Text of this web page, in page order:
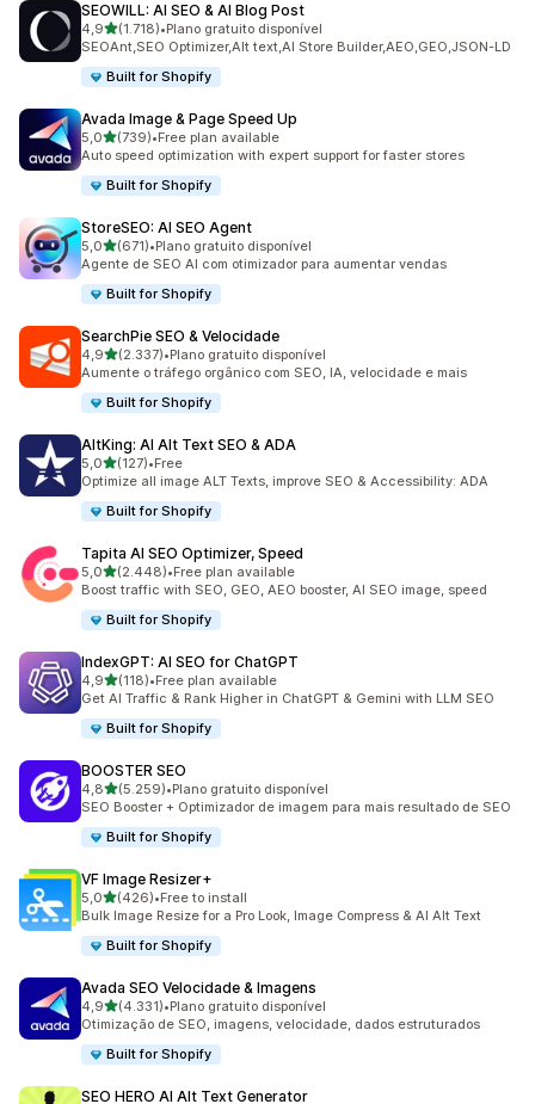
SEOWILL: AI SEO & AI Blog Post
4,9de 5 estrelas
(1.718)
1718 total de avaliações
•Plano gratuito disponível
SEOAnt,SEO Optimizer,Alt text,AI Store Builder,AEO,GEO,JSON-LD
Built for Shopify
Avada Image & Page Speed Up
5,0de 5 estrelas
(739)
739 total de avaliações
•Free plan available
Auto speed optimization with expert support for faster stores
Built for Shopify
StoreSEO: AI SEO Agent
5,0de 5 estrelas
(671)
671 total de avaliações
•Plano gratuito disponível
Agente de SEO AI com otimizador para aumentar vendas
Built for Shopify
SearchPie SEO & Velocidade
4,9de 5 estrelas
(2.337)
2337 total de avaliações
•Plano gratuito disponível
Aumente o tráfego orgânico com SEO, IA, velocidade e mais
Built for Shopify
AltKing: AI Alt Text SEO & ADA
5,0de 5 estrelas
(127)
127 total de avaliações
•Free
Optimize all image ALT Texts, improve SEO & Accessibility: ADA
Built for Shopify
Tapita AI SEO Optimizer, Speed
5,0de 5 estrelas
(2.448)
2448 total de avaliações
•Free plan available
Boost traffic with SEO, GEO, AEO booster, AI SEO image, speed
Built for Shopify
IndexGPT: AI SEO for ChatGPT
4,9de 5 estrelas
(118)
118 total de avaliações
•Free plan available
Get AI Traffic & Rank Higher in ChatGPT & Gemini with LLM SEO
Built for Shopify
BOOSTER SEO
4,8de 5 estrelas
(5.259)
5259 total de avaliações
•Plano gratuito disponível
SEO Booster + Optimizador de imagem para mais resultado de SEO
Built for Shopify
VF Image Resizer+
5,0de 5 estrelas
(426)
426 total de avaliações
•Free to install
Bulk Image Resize for a Pro Look, Image Compress & AI Alt Text
Built for Shopify
Avada SEO Velocidade & Imagens
4,9de 5 estrelas
(4.331)
4331 total de avaliações
•Plano gratuito disponível
Otimização de SEO, imagens, velocidade, dados estruturados
Built for Shopify
SEO HERO AI Alt Text Generator